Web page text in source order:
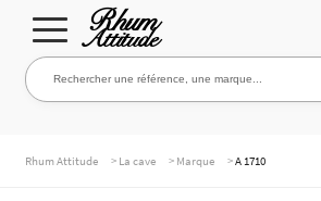
Aller
à
Aller
au
Rechercher une référence, une marque...
Rhum Attitude > La cave > Marque >A 1710